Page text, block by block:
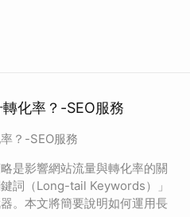
化率？-SEO服務
？-SEO服務
是影響網站流量與轉化率的關
詞（Long-tail Keywords）」
。本文將簡要說明如何運用長